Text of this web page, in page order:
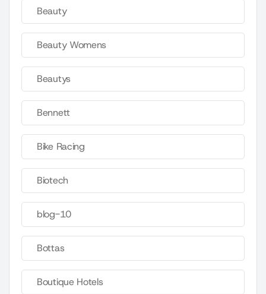
Beauty
Beauty Womens
Beautys
Bennett
Bike Racing
Biotech
blog-10
Bottas
Boutique Hotels